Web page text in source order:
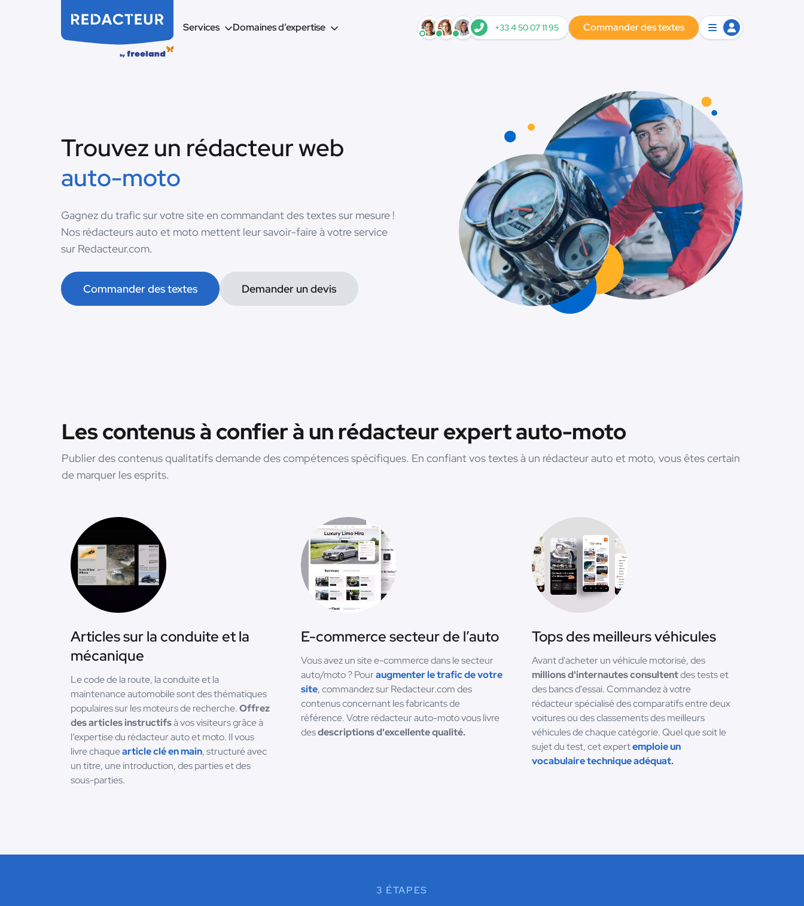
Services Domaines d’expertise +33 4 50 07 11 95 Commander des textes
Trouvez un rédacteur web
auto-moto
Gagnez du trafic sur votre site en commandant des textes sur mesure !
Nos rédacteurs auto et moto mettent leur savoir-faire à votre service
sur Redacteur.com.
Commander des textes Demander un devis
Les contenus à confier à un rédacteur expert auto-moto
Publier des contenus qualitatifs demande des compétences spécifiques. En confiant vos textes à un rédacteur auto et moto, vous êtes certain
de marquer les esprits.
Articles sur la conduite et la
mécanique
Le code de la route, la conduite et la
maintenance automobile sont des thématiques
populaires sur les moteurs de recherche.Offrez
des articles instructifsà vos visiteurs grâce à
l’expertise du rédacteur auto et moto. Il vous
livre chaquearticle clé en main, structuré avec
un titre, une introduction, des parties et des
sous-parties.
E-commerce secteur de l’auto
Vous avez un site e-commerce dans le secteur
auto/moto ? Pouraugmenter le trafic de votre
site, commandez sur Redacteur.com des
contenus concernant les fabricants de
référence. Votre rédacteur auto-moto vous livre
desdescriptions d'excellente qualité.
Tops des meilleurs véhicules
Avant d'acheter un véhicule motorisé, des
millions d'internautes consultentdes tests et
des bancs d'essai. Commandez à votre
rédacteur spécialisé des comparatifs entre deux
voitures ou des classements des meilleurs
véhicules de chaque catégorie. Quel que soit le
sujet du test, cet expertemploie un
vocabulaire technique adéquat.
3 ÉTAPES